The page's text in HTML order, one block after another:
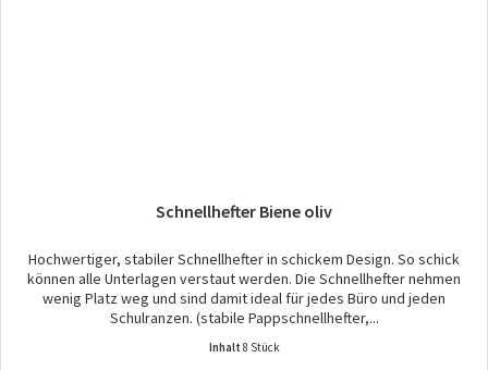
Schnellhefter Biene oliv
Hochwertiger, stabiler Schnellhefter in schickem Design. So schick
können alle Unterlagen verstaut werden. Die Schnellhefter nehmen
wenig Platz weg und sind damit ideal für jedes Büro und jeden
Schulranzen. (stabile Pappschnellhefter,...
Inhalt 8 Stück